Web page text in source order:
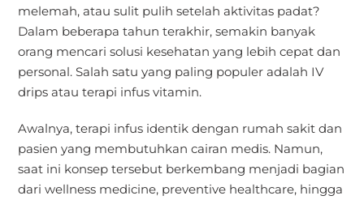
melemah, atau sulit pulih setelah aktivitas padat?
Dalam beberapa tahun terakhir, semakin banyak
orang mencari solusi kesehatan yang lebih cepat dan
personal. Salah satu yang paling populer adalah IV
drips atau terapi infus vitamin.
Awalnya, terapi infus identik dengan rumah sakit dan
pasien yang membutuhkan cairan medis. Namun,
saat ini konsep tersebut berkembang menjadi bagian
dari wellness medicine, preventive healthcare, hingga